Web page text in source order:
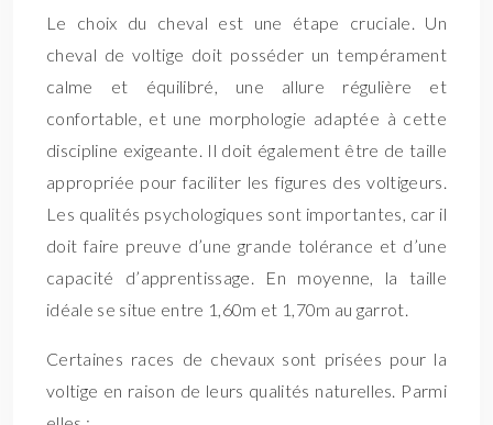
Le choix du cheval est une étape cruciale. Un
cheval de voltige doit posséder un tempérament
calme et équilibré, une allure régulière et
confortable, et une morphologie adaptée à cette
discipline exigeante. Il doit également être de taille
appropriée pour faciliter les figures des voltigeurs.
Les qualités psychologiques sont importantes, car il
doit faire preuve d’une grande tolérance et d’une
capacité d’apprentissage. En moyenne, la taille
idéale se situe entre 1,60m et 1,70m au garrot.
Certaines races de chevaux sont prisées pour la
voltige en raison de leurs qualités naturelles. Parmi